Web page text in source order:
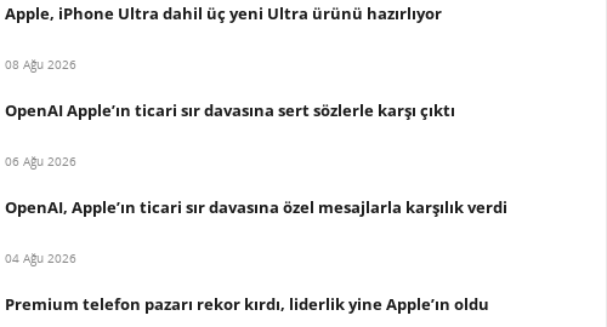
Apple, iPhone Ultra dahil üç yeni Ultra ürünü hazırlıyor
08 Ağu 2026
OpenAI Apple’ın ticari sır davasına sert sözlerle karşı çıktı
06 Ağu 2026
OpenAI, Apple’ın ticari sır davasına özel mesajlarla karşılık verdi
04 Ağu 2026
Premium telefon pazarı rekor kırdı, liderlik yine Apple’ın oldu